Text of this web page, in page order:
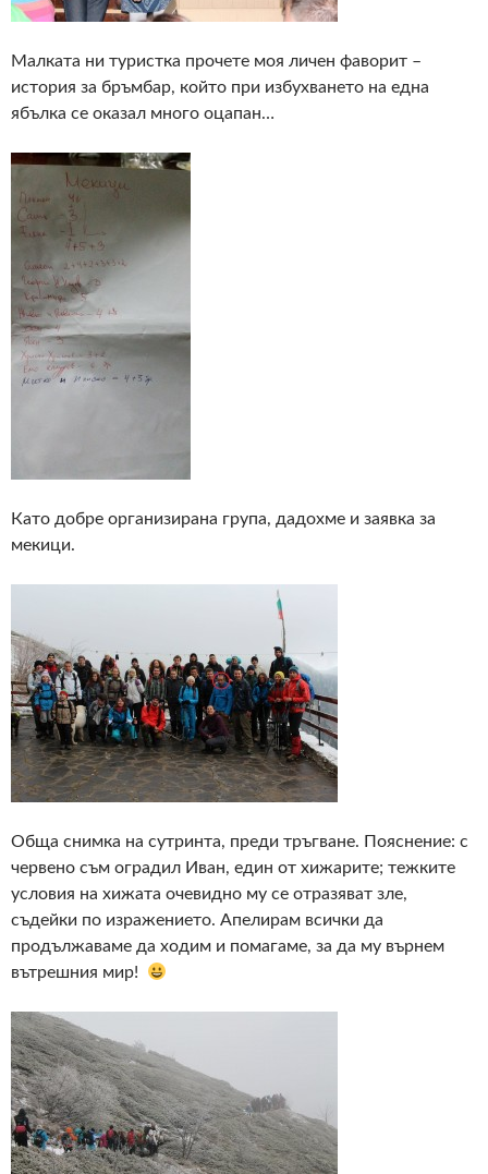
Малката ни туристка прочете моя личен фаворит –
история за бръмбар, който при избухването на една
ябълка се оказал много оцапан…
Като добре организирана група, дадохме и заявка за
мекици.
Обща снимка на сутринта, преди тръгване. Пояснение: с
червено съм оградил Иван, един от хижарите; тежките
условия на хижата очевидно му се отразяват зле,
съдейки по изражението. Апелирам всички да
продължаваме да ходим и помагаме, за да му върнем
вътрешния мир!